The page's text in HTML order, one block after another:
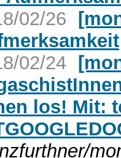
02/26
02/24
los! Mit: